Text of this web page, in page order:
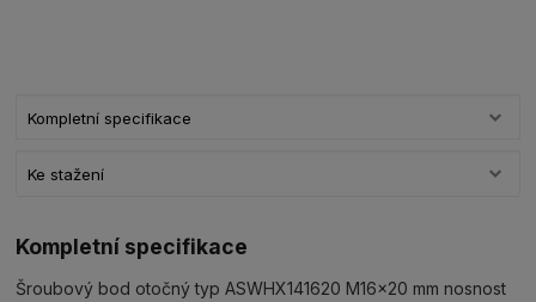
Kompletní specifikace
Ke stažení
Kompletní specifikace
Šroubový bod otočný typ ASWHX141620 M16x20 mm nosnost